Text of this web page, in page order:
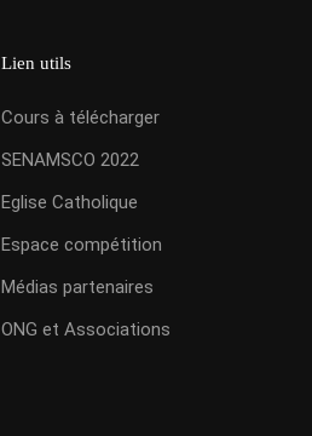
Lien utils
Cours à télécharger
SENAMSCO 2022
Eglise Catholique
Espace compétition
Médias partenaires
ONG et Associations